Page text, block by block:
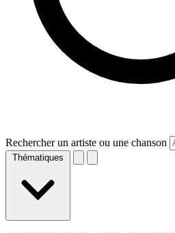
Rechercher un artiste ou une chanson
Thématiques